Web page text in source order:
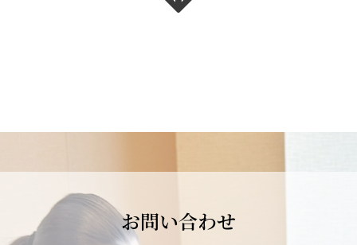
お問い合わせ